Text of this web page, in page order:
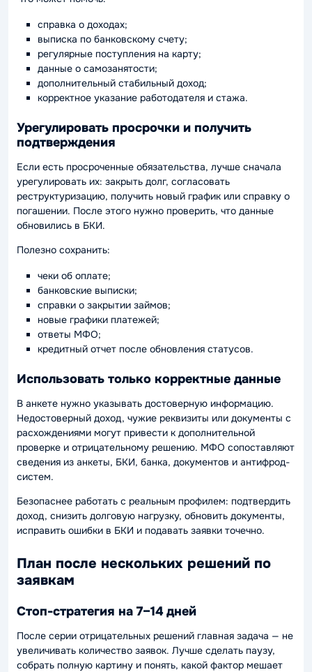
справка о доходах;
выписка по банковскому счету;
регулярные поступления на карту;
данные о самозанятости;
дополнительный стабильный доход;
корректное указание работодателя и стажа.
Урегулировать просрочки и получить
подтверждения
Если есть просроченные обязательства, лучше сначала
урегулировать их: закрыть долг, согласовать
реструктуризацию, получить новый график или справку о
погашении. После этого нужно проверить, что данные
обновились в БКИ.
Полезно сохранить:
чеки об оплате;
банковские выписки;
справки о закрытии займов;
новые графики платежей;
ответы МФО;
кредитный отчет после обновления статусов.
Использовать только корректные данные
В анкете нужно указывать достоверную информацию.
Недостоверный доход, чужие реквизиты или документы с
расхождениями могут привести к дополнительной
проверке и отрицательному решению. МФО сопоставляют
сведения из анкеты, БКИ, банка, документов и антифрод-
систем.
Безопаснее работать с реальным профилем: подтвердить
доход, снизить долговую нагрузку, обновить документы,
исправить ошибки в БКИ и подавать заявки точечно.
План после нескольких решений по
заявкам
Стоп-стратегия на 7–14 дней
После серии отрицательных решений главная задача — не
увеличивать количество заявок. Лучше сделать паузу,
собрать полную картину и понять, какой фактор мешает